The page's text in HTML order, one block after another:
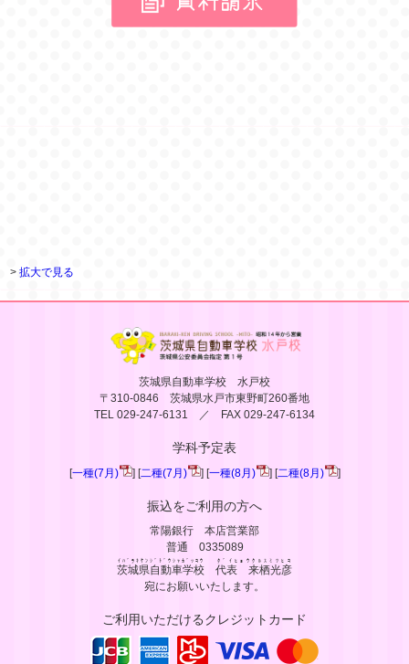
>拡大で見る
茨城県自動車学校 水戸校
〒310-0846 茨城県水戸市東野町260番地
TEL 029-247-6131 ／ FAX 029-247-6134
学科予定表
[一種(7月) ] [二種(7月) ] [一種(8月) ] [二種(8月) ]
振込をご利用の方へ
常陽銀行 本店営業部
普通 0335089
茨城県自動車学校
ｲﾊﾞﾗｷｹﾝｼﾞﾄﾞｳｼｬｶﾞｯｺｳ
代表 来栖光彦
ﾀﾞｲﾋｮｳｸﾙｽﾐﾂﾋｺ
宛にお願いいたします。
ご利用いただけるクレジットカード